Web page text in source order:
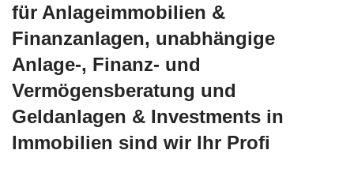
für Anlageimmobilien &
Finanzanlagen, unabhängige
Anlage-, Finanz- und
Vermögensberatung und
Geldanlagen & Investments in
Immobilien sind wir Ihr Profi